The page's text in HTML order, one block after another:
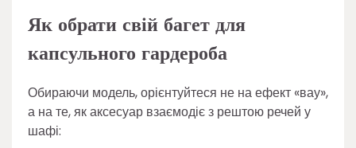
Як обрати свій багет для
капсульного гардероба
Обираючи модель, орієнтуйтеся не на ефект «вау»,
а на те, як аксесуар взаємодіє з рештою речей у
шафі: